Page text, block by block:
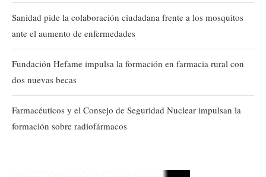
Sanidad pide la colaboración ciudadana frente a los mosquitos
ante el aumento de enfermedades
Fundación Hefame impulsa la formación en farmacia rural con
dos nuevas becas
Farmacéuticos y el Consejo de Seguridad Nuclear impulsan la
formación sobre radiofármacos